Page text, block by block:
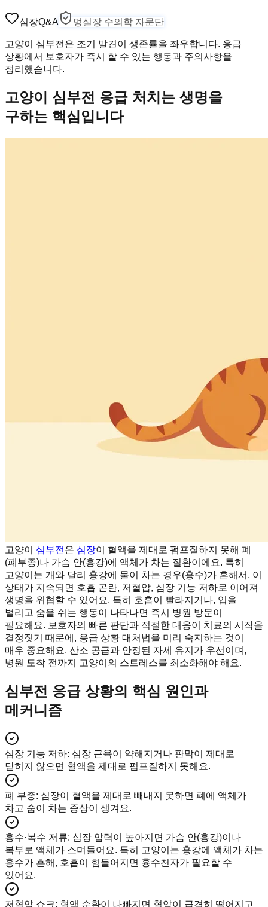
심장Q&A 멍실장 수의학 자문단
고양이 심부전은 조기 발견이 생존률을 좌우합니다. 응급
상황에서 보호자가 즉시 할 수 있는 행동과 주의사항을
정리했습니다.
고양이 심부전 응급 처치는 생명을
구하는 핵심입니다
고양이 심부전 은 심장이 혈액을 제대로 펌프질하지 못해 폐
(폐부종)나 가슴 안(흉강)에 액체가 차는 질환이에요. 특히
고양이는 개와 달리 흉강에 물이 차는 경우(흉수)가 흔해서, 이
상태가 지속되면 호흡 곤란, 저혈압, 심장 기능 저하로 이어져
생명을 위협할 수 있어요. 특히 호흡이 빨라지거나, 입을
벌리고 숨을 쉬는 행동이 나타나면 즉시 병원 방문이
필요해요. 보호자의 빠른 판단과 적절한 대응이 치료의 시작을
결정짓기 때문에, 응급 상황 대처법을 미리 숙지하는 것이
매우 중요해요. 산소 공급과 안정된 자세 유지가 우선이며,
병원 도착 전까지 고양이의 스트레스를 최소화해야 해요.
심부전 응급 상황의 핵심 원인과
메커니즘
심장 기능 저하: 심장 근육이 약해지거나 판막이 제대로
닫히지 않으면 혈액을 제대로 펌프질하지 못해요.
폐 부종: 심장이 혈액을 제대로 빼내지 못하면 폐에 액체가
차고 숨이 차는 증상이 생겨요.
흉수·복수 저류: 심장 압력이 높아지면 가슴 안(흉강)이나
복부로 액체가 스며들어요. 특히 고양이는 흉강에 액체가 차는
흉수가 흔해, 호흡이 힘들어지면 흉수천자가 필요할 수
있어요.
저혈압 쇼크: 혈액 순환이 나빠지면 혈압이 급격히 떨어지고